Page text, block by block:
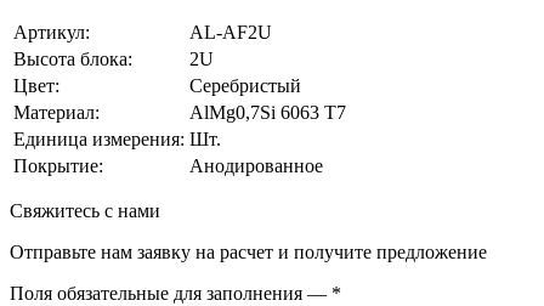
Артикул:
AL-AF2U
Высота блока:
2U
Цвет:
Серебристый
Материал:
AlMg0,7Si 6063 Т7
Единица измерения: Шт.
Покрытие:
Анодированное
Свяжитесь с нами
Отправьте нам заявку на расчет и получите предложение
Поля обязательные для заполнения — *